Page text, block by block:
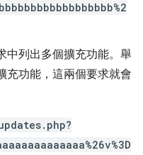
中列出多個擴充功能。舉
充功能，這兩個要求就會